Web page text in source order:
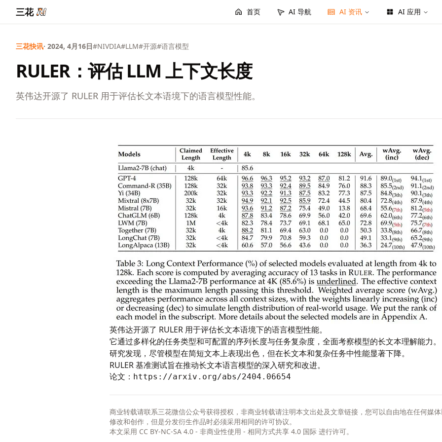
三花 首页 AI 导航 AI 资讯 AI 应用
三花快讯· 2024, 4月16日#NIVDIA#LLM#开源#语言模型
RULER：评估 LLM 上下文长度
英伟达开源了 RULER 用于评估长文本语境下的语言模型性能。
英伟达开源了 RULER 用于评估长文本语境下的语言模型性能。
它通过多样化的任务类型和可配置的序列长度与任务复杂度，全面考察模型的长文本理解能力。
研究发现，尽管模型在简短文本上表现出色，但在长文本和复杂任务中性能显著下降。
RULER 基准测试旨在推动长文本语言模型的深入研究和改进。
论文： https://arxiv.org/abs/2404.06654
商业转载请联系三花微信公众号获得授权，非商业转载请注明本文出处及文章链接，您可以自由地在任何媒
修改和创作，但是分发衍生作品时必须采用相同的许可协议。
本文采用 CC BY-NC-SA 4.0 - 非商业性使用 - 相同方式共享 4.0 国际进行许可。